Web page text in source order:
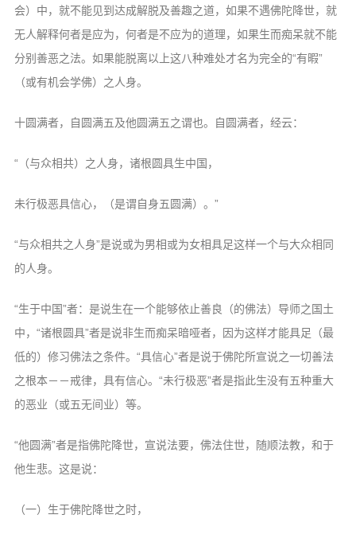
会）中，就不能见到达成解脱及善趣之道，如果不遇佛陀降世，就
无人解释何者是应为，何者是不应为的道理，如果生而痴呆就不能
分别善恶之法。如果能脱离以上这八种难处才名为完全的“有暇”
（或有机会学佛）之人身。
十圆满者，自圆满五及他圆满五之谓也。自圆满者，经云：
“（与众相共）之人身，诸根圆具生中国，
未行极恶具信心，（是谓自身五圆满）。”
“与众相共之人身”是说或为男相或为女相具足这样一个与大众相同
的人身。
“生于中国”者：是说生在一个能够依止善良（的佛法）导师之国土
中，“诸根圆具”者是说非生而痴呆暗哑者，因为这样才能具足（最
低的）修习佛法之条件。“具信心”者是说于佛陀所宣说之一切善法
之根本－－戒律，具有信心。“未行极恶”者是指此生没有五种重大
的恶业（或五无间业）等。
“他圆满”者是指佛陀降世，宣说法要，佛法住世，随顺法教，和于
他生悲。这是说：
（一）生于佛陀降世之时，